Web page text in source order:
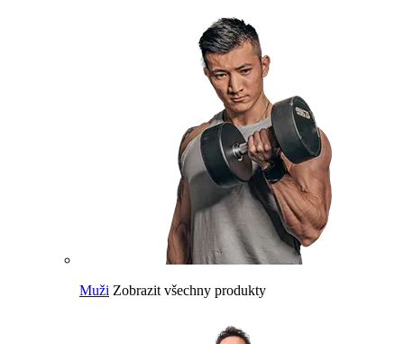
Muži Zobrazit všechny produkty